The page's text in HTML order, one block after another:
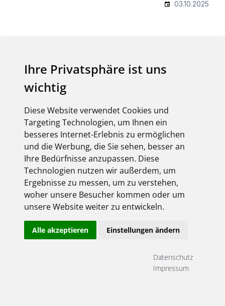
Ihre Privatsphäre ist uns
wichtig
Diese Website verwendet Cookies und
Targeting Technologien, um Ihnen ein
besseres Internet-Erlebnis zu ermöglichen
und die Werbung, die Sie sehen, besser an
Ihre Bedürfnisse anzupassen. Diese
Technologien nutzen wir außerdem, um
Ergebnisse zu messen, um zu verstehen,
woher unsere Besucher kommen oder um
unsere Website weiter zu entwickeln.
Alle akzeptieren Einstellungen ändern
Datenschutz
Impressum